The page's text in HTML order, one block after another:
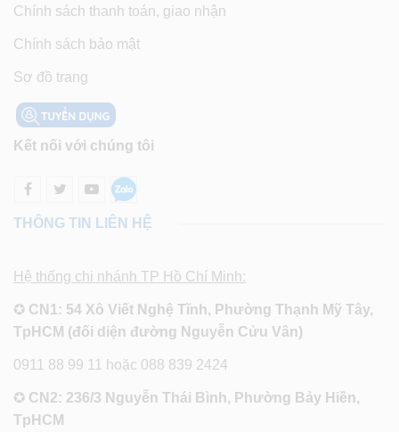
Chính sách thanh toán, giao nhận
Chính sách bảo mật
Sơ đồ trang
Kết nối với chúng tôi
THÔNG TIN LIÊN HỆ
Hệ thống chi nhánh TP Hồ Chí Minh:
✪ CN1: 54 Xô Viết Nghệ Tĩnh, Phường Thạnh Mỹ Tây,
TpHCM (đối diện đường Nguyễn Cửu Vân)
0911 88 99 11 hoặc 088 839 2424
✪ CN2: 236/3 Nguyễn Thái Bình, Phường Bảy Hiền,
TpHCM